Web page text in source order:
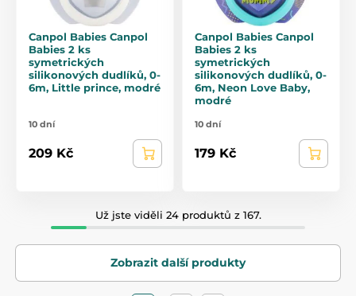
Canpol Babies Canpol
Babies 2 ks
symetrických
silikonových dudlíků, 0-
6m, Little prince, modré
10 dní
209 Kč
Canpol Babies Canpol
Babies 2 ks
symetrických
silikonových dudlíků, 0-
6m, Neon Love Baby,
modré
10 dní
179 Kč
Už jste viděli 24 produktů z 167.
Zobrazit další produkty